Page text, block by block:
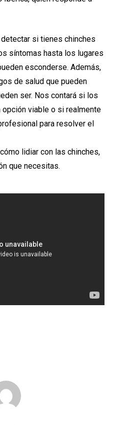
si tienes chinches
síntomas hasta los lugares
esconderse. Además,
de salud que pueden
ser. Nos contará si los
viable o si realmente
para resolver el
lidiar con las chinches,
que necesitas.